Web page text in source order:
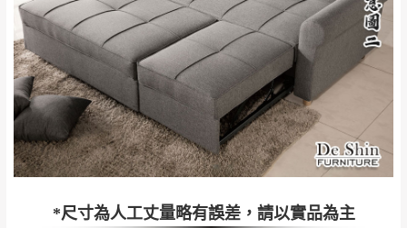
*尺寸為人工丈量略有誤差，請以實品為主
暫無配送地區： 彰化、南投、雲林、嘉義、台南、高
雄、屏東、宜蘭、 花蓮、台東、金門、馬祖、澎湖地區
（可於LINE線上詢問 →@dershin）
加收說明
包裝、廠商紙及所有附隨文件或資料之完整
性)，若未依照上述方式處理，恕無法接受退
貨。
由於透過電腦螢幕選購商品，可能會因個人
電腦螢幕的設定色差或解析度等因素， 與實
際商品的顏色、質感稍有不同，如因此而需
退換貨，需自付來回運費及人資成本
，請您
訂購前詳加確認。(包含商品尺寸是否合適)。
丈量，難免會有些許誤差值(約正負0.5CM)